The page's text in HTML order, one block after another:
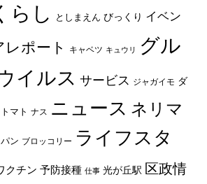
らし としまえん びっくり イベン
レポート キャベツ キュウリ
グル
イルス サービス ジャガイモ ダ
トマト ナス ニュース ネリマ
パン ブロッコリー ライフスタ
クチン 予防接種 仕事 光が丘駅 区政情